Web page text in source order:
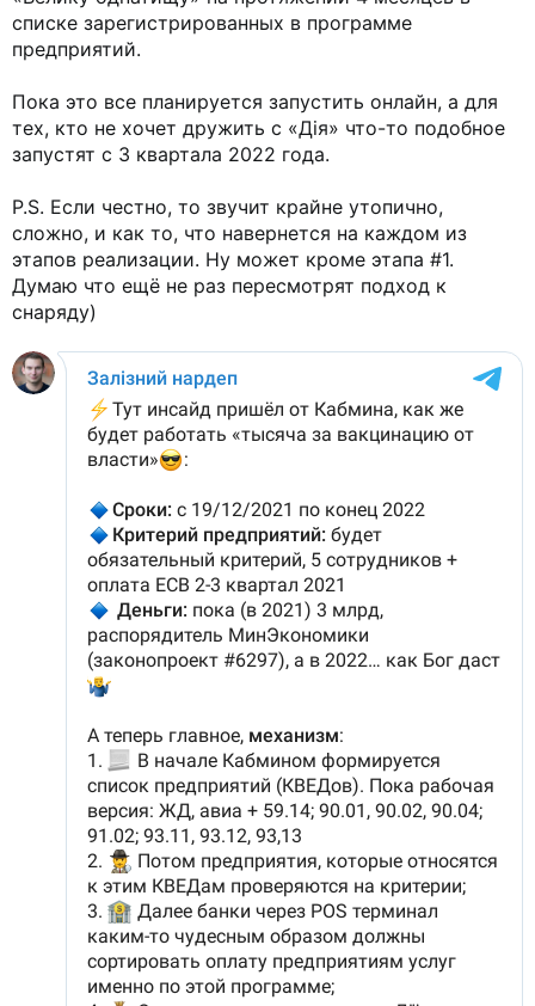
списке зарегистрированных в программе
предприятий.
Пока это все планируется запустить онлайн, а для
тех, кто не хочет дружить с «Дія» что-то подобное
запустят с 3 квартала 2022 года.
P.S. Если честно, то звучит крайне утопично,
сложно, и как то, что навернется на каждом из
этапов реализации. Ну может кроме этапа #1.
Думаю что ещё не раз пересмотрят подход к
снаряду)